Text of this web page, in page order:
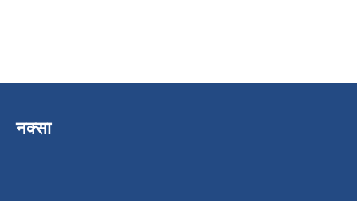
नक्सा